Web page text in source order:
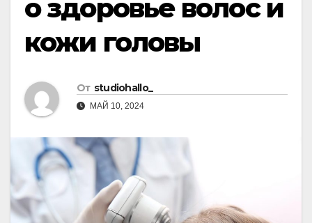
о здоровье волос и
кожи головы
От studiohallo_
МАЙ 10, 2024